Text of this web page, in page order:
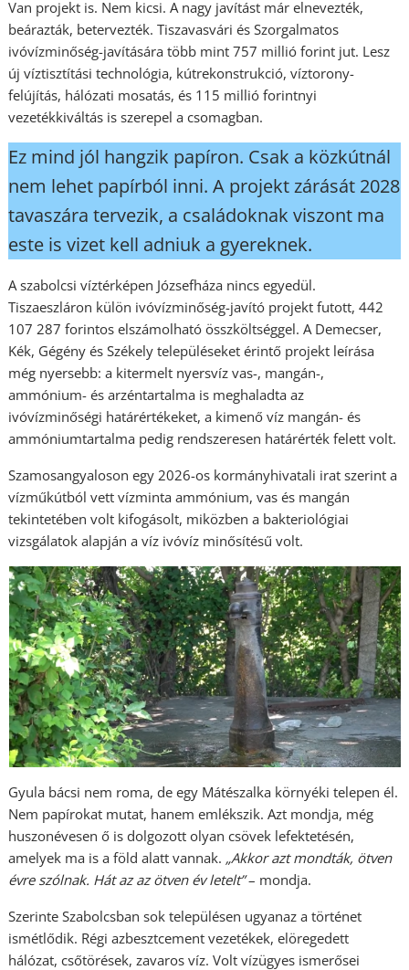
Van projekt is. Nem kicsi. A nagy javítást már elnevezték,
beárazták, betervezték. Tiszavasvári és Szorgalmatos
ivóvízminőség-javítására több mint 757 millió forint jut. Lesz
új víztisztítási technológia, kútrekonstrukció, víztorony-
felújítás, hálózati mosatás, és 115 millió forintnyi
vezetékkiváltás is szerepel a csomagban.
Ez mind jól hangzik papíron. Csak a közkútnál
nem lehet papírból inni. A projekt zárását 2028
tavaszára tervezik, a családoknak viszont ma
este is vizet kell adniuk a gyereknek.
A szabolcsi víztérképen Józsefháza nincs egyedül.
Tiszaeszláron külön ivóvízminőség-javító projekt futott, 442
107 287 forintos elszámolható összköltséggel. A Demecser,
Kék, Gégény és Székely településeket érintő projekt leírása
még nyersebb: a kitermelt nyersvíz vas-, mangán-,
ammónium- és arzéntartalma is meghaladta az
ivóvízminőségi határértékeket, a kimenő víz mangán- és
ammóniumtartalma pedig rendszeresen határérték felett volt.
Szamosangyaloson egy 2026-os kormányhivatali irat szerint a
vízműkútból vett vízminta ammónium, vas és mangán
tekintetében volt kifogásolt, miközben a bakteriológiai
vizsgálatok alapján a víz ivóvíz minősítésű volt.
Gyula bácsi nem roma, de egy Mátészalka környéki telepen él.
Nem papírokat mutat, hanem emlékszik. Azt mondja, még
huszonévesen ő is dolgozott olyan csövek lefektetésén,
amelyek ma is a föld alatt vannak. „Akkor azt mondták, ötven
évre szólnak. Hát az az ötven év letelt”– mondja.
Szerinte Szabolcsban sok településen ugyanaz a történet
ismétlődik. Régi azbesztcement vezetékek, elöregedett
hálózat, csőtörések, zavaros víz. Volt vízügyes ismerősei